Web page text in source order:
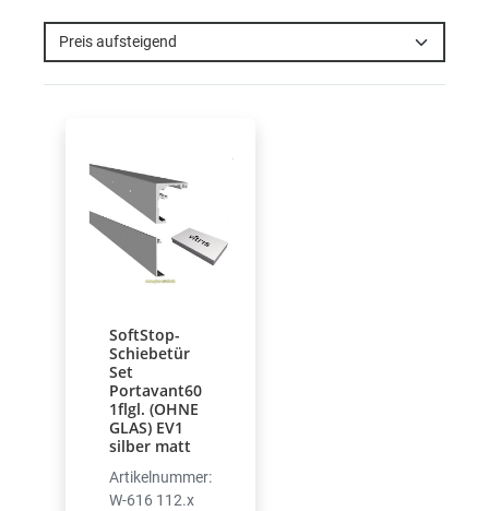
Preis aufsteigend
SoftStop-
Schiebetür
Set
Portavant60
1flgl. (OHNE
GLAS) EV1
silber matt
Artikelnummer:
W-616 112.x